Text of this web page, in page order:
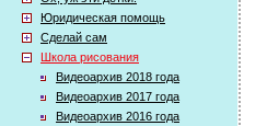
Юридическая помощь
Сделай сам
Школа рисования
Видеоархив 2018 года
Видеоархив 2017 года
Видеоархив 2016 года